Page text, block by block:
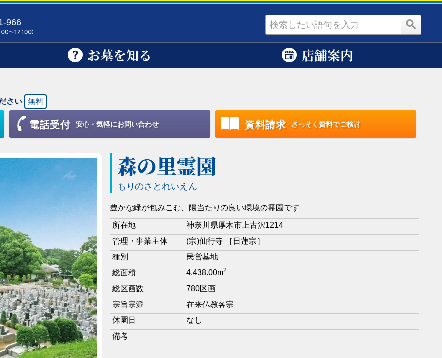
966
お墓を知る 店舗案内
さい 無料
電話受付 安心・気軽にお問い合わせ 資料請求 さっそく資料でご検討
森の里霊園
もりのさとれいえん
豊かな緑が包みこむ、陽当たりの良い環境の霊園です
所在地
神奈川県厚木市上古沢1214
管理・事業主体
(宗)仙行寺 ［日蓮宗］
種別
民営墓地
総面積
4,438.00m2
総区画数
780区画
宗旨宗派
在来仏教各宗
休園日
なし
備考